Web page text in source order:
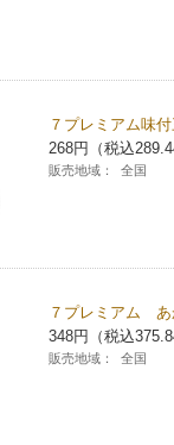
７プレミアム味
268円（税込
販売地域： 全国
７プレミアム あ
348円（税込
販売地域： 全国